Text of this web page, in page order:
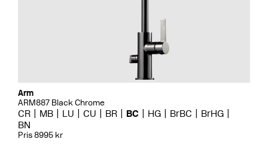
Arm
ARM887 Black Chrome
CR MB LU CU BR BC HG BrBC
BrHG
BN
Pris 8995 kr